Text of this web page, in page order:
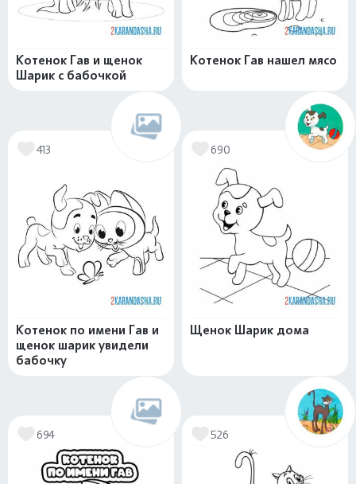
Котенок Гав и щенок
Шарик с бабочкой
Котенок Гав нашел мясо
413
Котенок по имени Гав и
щенок шарик увидели
бабочку
690
Щенок Шарик дома
694 526